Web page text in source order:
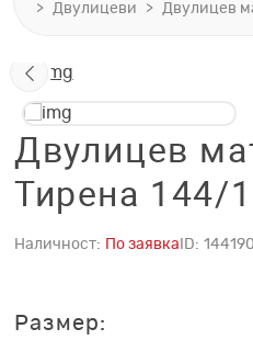
Двулицеви
Двулицев
Двулицев
Тирена 144/
Наличност: По заявка ID: 144190
Размер: